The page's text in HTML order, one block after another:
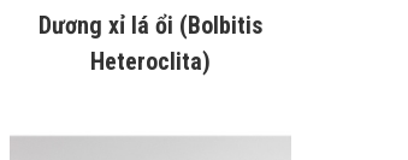
Dương xỉ lá ổi (Bolbitis
Heteroclita)